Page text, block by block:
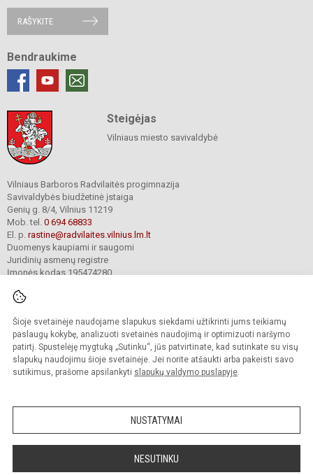
Šioje svetainėje naudojame slapukus siekdami užtikrinti jums teikiamų
paslaugų kokybę, analizuoti svetainės naudojimą ir optimizuoti naršymo
patirtį. Spustelėję mygtuką „Sutinku“, jūs patvirtinate, kad sutinkate su visų
slapukų naudojimu šioje svetainėje. Jei norite atšaukti arba pakeisti savo
sutikimus, prašome apsilankyti slapukų valdymo puslapyje.
NUSTATYMAI
NESUTINKU
RAŠYKITE
Bendraukime
Steigėjas
Vilniaus miesto savivaldybė
Vilniaus Barboros Radvilaitės progimnazija
Savivaldybės biudžetinė įstaiga
Genių g. 8/4, Vilnius 11219
Mob. tel. 0 694 68833
El. p. rastine@radvilaites.vilnius.lm.lt
Duomenys kaupiami ir saugomi
Juridinių asmenų registre
Įmonės kodas 195474280
© 2023. Vilniaus Barboros Radvilaitės progimnazija. Visos teisės saugomos.
Kopijuoti turinį be raštiško įstaigos administracijos sutikimo griežtai draudžiama.
Prieinamumo paraiška Slapukų valdymas
Sumanus būdas atnaujinti